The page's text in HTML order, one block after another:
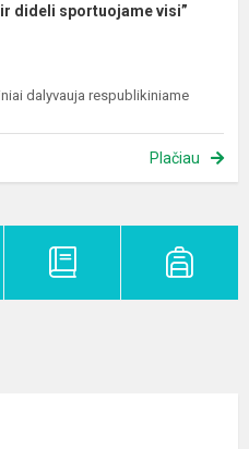
dideli sportuojame visi”
dalyvauja respublikiniame
Plačiau